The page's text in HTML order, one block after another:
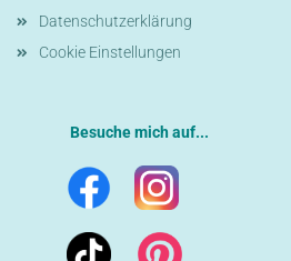
Datenschutzerklärung
Cookie Einstellungen
Besuche mich auf...